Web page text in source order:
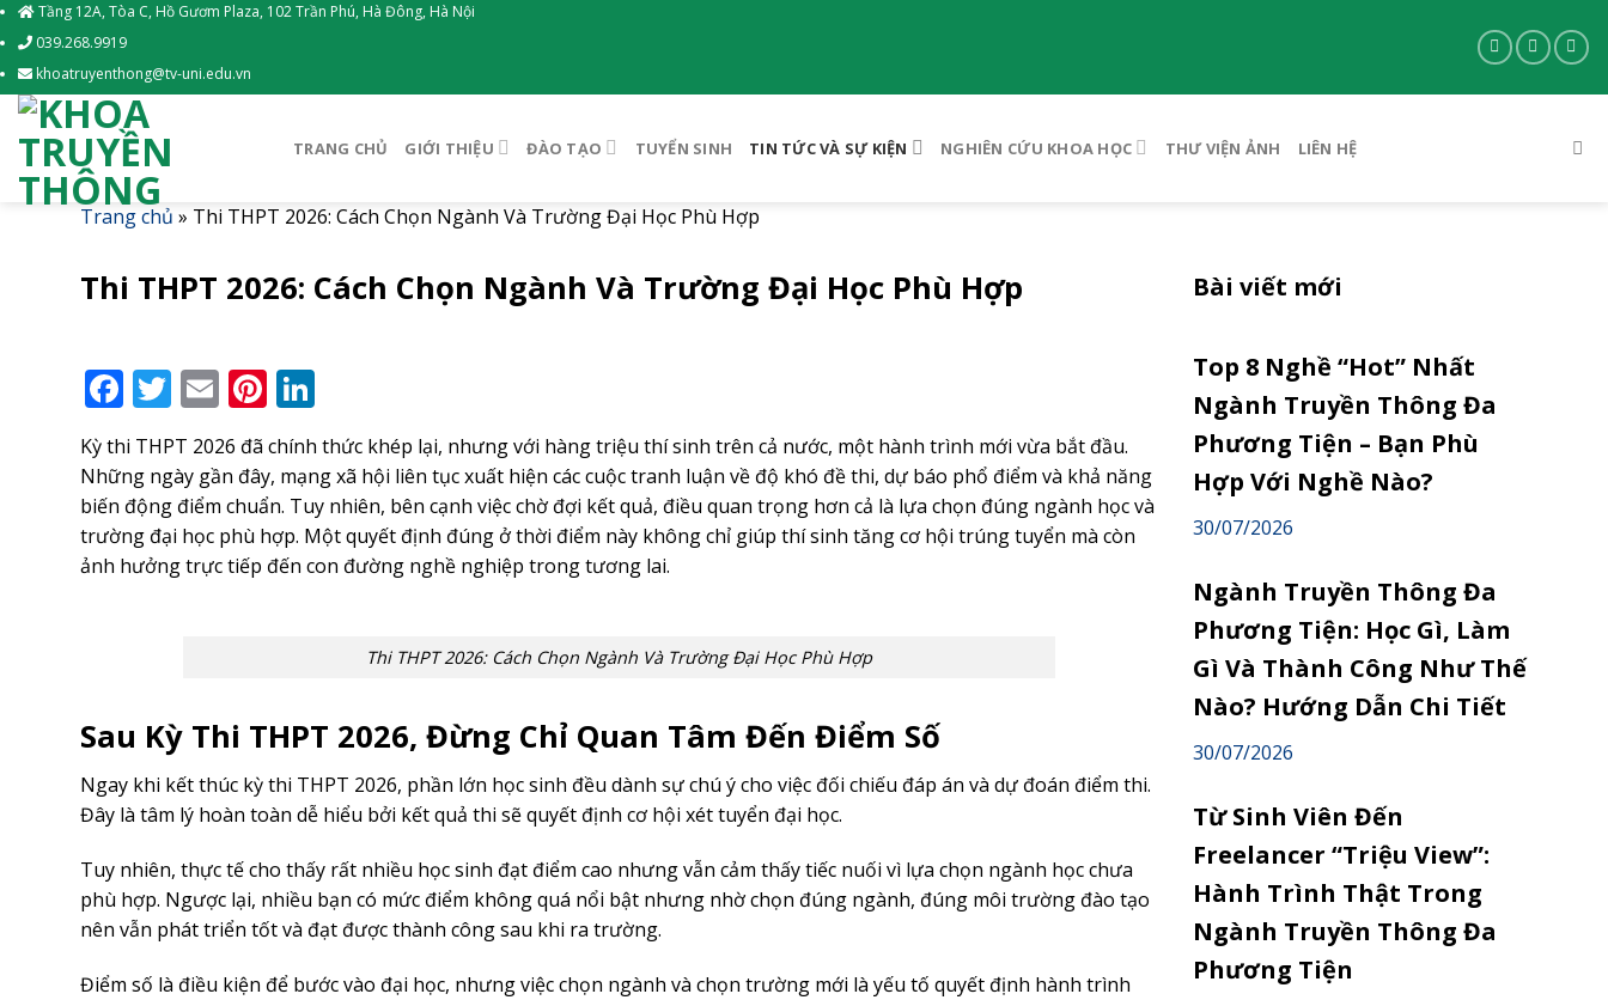
Skip
to
content
Tầng 12A, Tòa C, Hồ Gươm Plaza, 102 Trần Phú, Hà Đông, Hà Nội
039.268.9919
khoatruyenthong@tv-uni.edu.vn
TRANG CHỦ GIỚI THIỆU ĐÀO TẠO TUYỂN SINH TIN TỨC VÀ SỰ KIỆN NGHIÊN CỨU KHOA HỌC THƯ VIỆN ẢNH LIÊN HỆ
Trang chủ » Thi THPT 2026: Cách Chọn Ngành Và Trường Đại Học Phù Hợp
Thi THPT 2026: Cách Chọn Ngành Và Trường Đại Học Phù Hợp
Facebook
Twitter
EmailPinterest
Kỳ thi THPT 2026 đã chính thức khép lại, nhưng với hàng triệu thí sinh trên cả nước, một hành trình mới vừa bắt đầu.
Những ngày gần đây, mạng xã hội liên tục xuất hiện các cuộc tranh luận về độ khó đề thi, dự báo phổ điểm và khả năng
biến động điểm chuẩn. Tuy nhiên, bên cạnh việc chờ đợi kết quả, điều quan trọng hơn cả là lựa chọn đúng ngành học và
trường đại học phù hợp. Một quyết định đúng ở thời điểm này không chỉ giúp thí sinh tăng cơ hội trúng tuyển mà còn
ảnh hưởng trực tiếp đến con đường nghề nghiệp trong tương lai.
Thi THPT 2026: Cách Chọn Ngành Và Trường Đại Học Phù Hợp
Sau Kỳ Thi THPT 2026, Đừng Chỉ Quan Tâm Đến Điểm Số
Ngay khi kết thúc kỳ thi THPT 2026, phần lớn học sinh đều dành sự chú ý cho việc đối chiếu đáp án và dự đoán điểm thi.
Đây là tâm lý hoàn toàn dễ hiểu bởi kết quả thi sẽ quyết định cơ hội xét tuyển đại học.
Tuy nhiên, thực tế cho thấy rất nhiều học sinh đạt điểm cao nhưng vẫn cảm thấy tiếc nuối vì lựa chọn ngành học chưa
phù hợp. Ngược lại, nhiều bạn có mức điểm không quá nổi bật nhưng nhờ chọn đúng ngành, đúng môi trường đào tạo
nên vẫn phát triển tốt và đạt được thành công sau khi ra trường.
Điểm số là điều kiện để bước vào đại học, nhưng việc chọn ngành và chọn trường mới là yếu tố quyết định hành trình
Bài viết mới
Top 8 Nghề “Hot” Nhất
Ngành Truyền Thông Đa
Phương Tiện – Bạn Phù
Hợp Với Nghề Nào?
30/07/2026
Ngành Truyền Thông Đa
Phương Tiện: Học Gì, Làm
Gì Và Thành Công Như Thế
Nào? Hướng Dẫn Chi Tiết
30/07/2026
Từ Sinh Viên Đến
Freelancer “Triệu View”:
Hành Trình Thật Trong
Ngành Truyền Thông Đa
Phương Tiện